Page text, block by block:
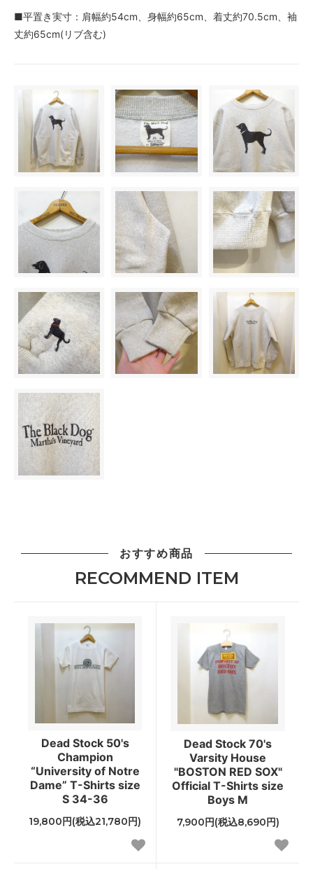
■平置き実寸：肩幅約54cm、身幅約65cm、着丈約70.5cm、袖
丈約65cm(リブ含む)
おすすめ商品
RECOMMEND ITEM
Dead Stock 50's
Champion
“University of Notre
Dame” T-Shirts size
S 34-36
19,800円(税込21,780円)
Dead Stock 70's
Varsity House
"BOSTON RED SOX"
Official T-Shirts size
Boys M
7,900円(税込8,690円)